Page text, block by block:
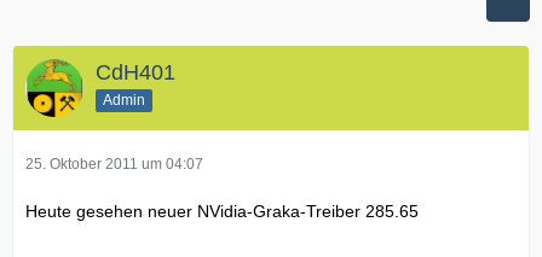
CdH401
Admin
25. Oktober 2011 um 04:07
Heute gesehen neuer NVidia-Graka-Treiber 285.65